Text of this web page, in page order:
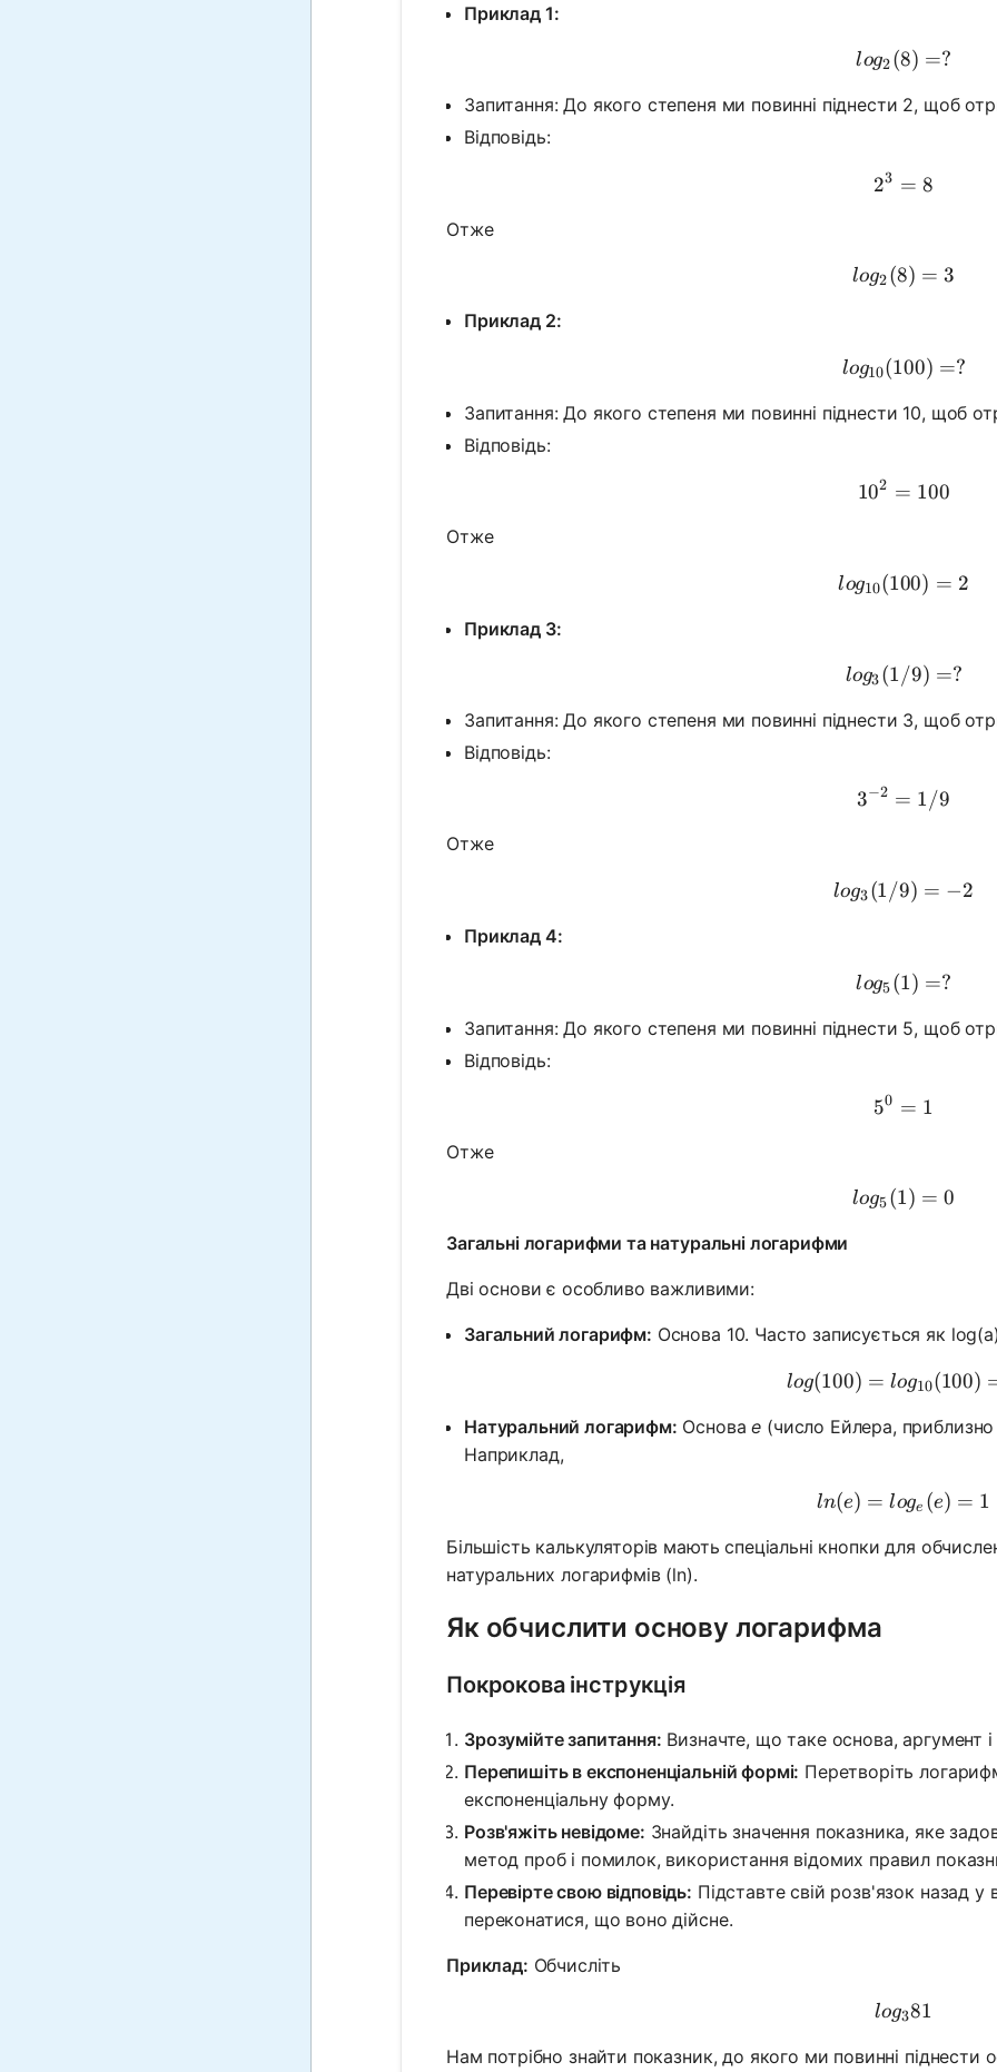
Приклад 1:
log_2(8) =
log2(8) =?
Запитання: До якого степеня ми повинні піднести 2, щоб
Відповідь:
2^3 = 8
23 = 8
Отже
log_2(8) =
log2(8) = 3
Приклад 2:
log10(100) =?
Запитання: До якого степеня ми повинні піднести 10, щоб
Відповідь:
10^2 = 100
102 = 100
Отже
log10(100) = 2
Приклад 3:
log_3(1/9)
log3(1/9) =?
Запитання: До якого степеня ми повинні піднести 3, щоб
Відповідь:
3^{-2} =
3−2 = 1/9
Отже
log_3(1/
log3 (1/9) = −2
Приклад 4:
log_5(1) =
log5(1) =?
Запитання: До якого степеня ми повинні піднести 5, щоб
Відповідь:
5^0 = 1
50 = 1
Отже
log_5(1) =
log5(1) = 0
Загальні логарифми та натуральні логарифми
Дві основи є особливо важливими:
Загальний логарифм: Основа 10. Часто записується як
log(100)
log(100) = log10(100)
Натуральний логарифм: Основаe (число Ейлера,
Наприклад,
ln(e) =
ln(e) = loge (e) = 1
Більшість калькуляторів мають спеціальні кнопки для
натуральних логарифмів (ln).
Як обчислити основу логарифма
Покрокова інструкція
Зрозумійте запитання: Визначте, що таке основа, аргумент
Перепишіть в експоненціальній формі: Перетворіть
експоненціальну форму.
Розв'яжіть невідоме: Знайдіть значення показника, яке
метод проб і помилок, використання відомих правил
Перевірте свою відповідь: Підставте свій розв'язок назад
переконатися, що воно дійсне.
Приклад: Обчисліть
log_3 81
log381
Нам потрібно знайти показник, до якого ми повинні